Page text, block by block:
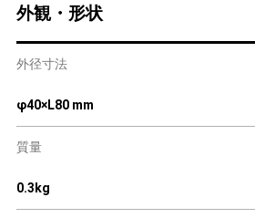
外観・形状
外径寸法
φ40×L80 mm
質量
0.3kg